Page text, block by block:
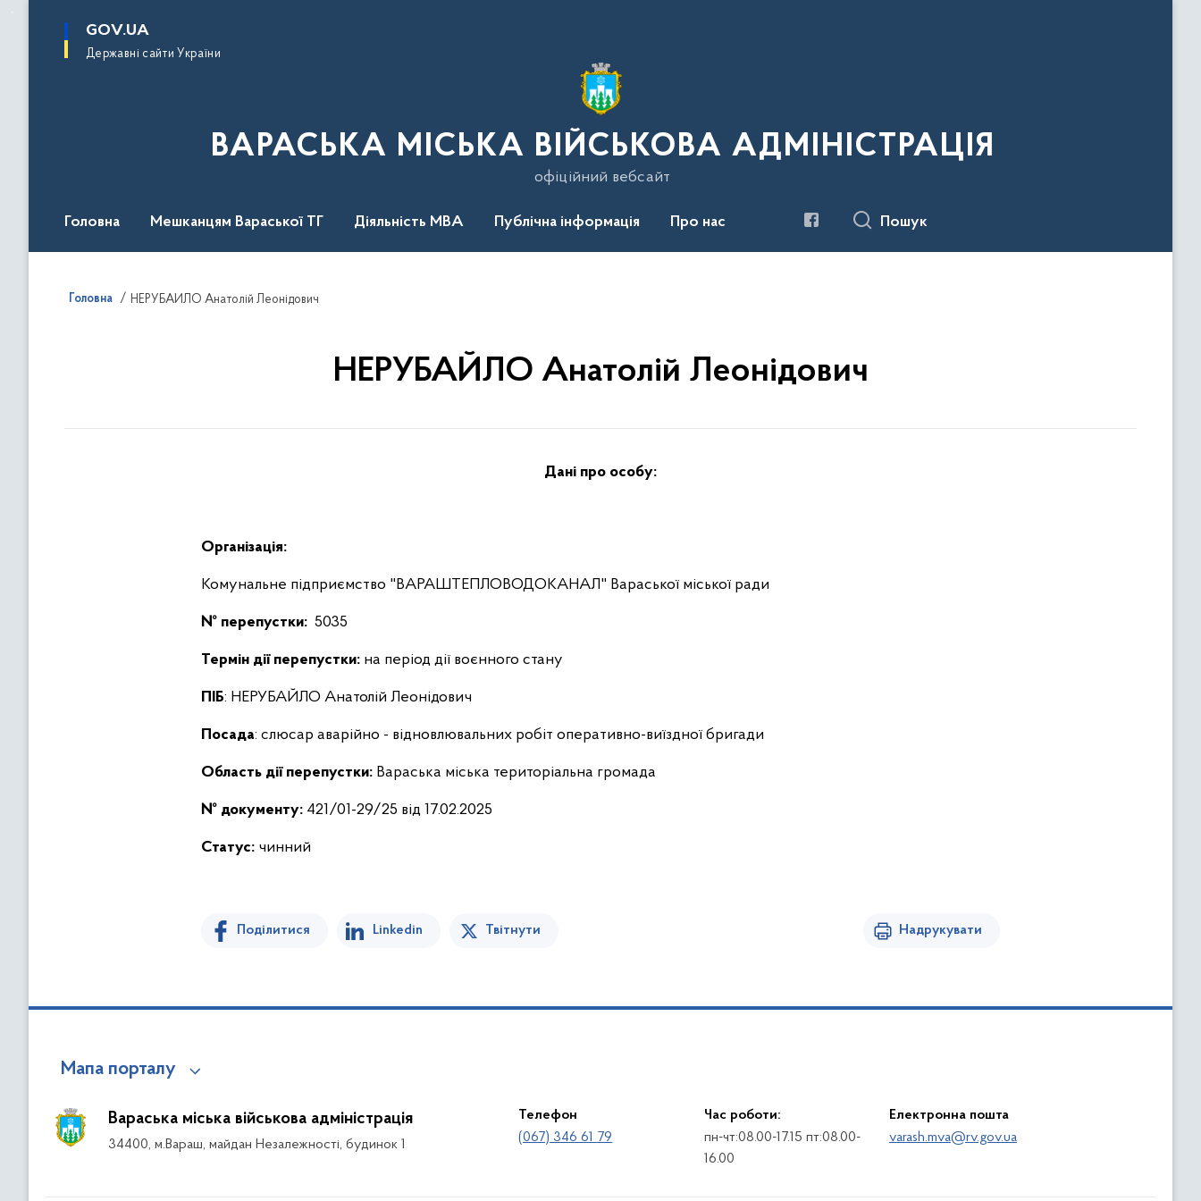
основного
GOV.UA
Державні сайти України
ВАРАСЬКА МІСЬКА ВІЙСЬКОВА АДМІНІСТРАЦІЯ
офіційний вебсайт
Головна Мешканцям Вараської ТГ Діяльність МВА Публічна інформація Про нас Пошук
Головна НЕРУБАЙЛО Анатолій Леонідович
НЕРУБАЙЛО Анатолій Леонідович
Дані про особу:
Організація:
Комунальне підприємство "ВАРАШТЕПЛОВОДОКАНАЛ" Вараської міської ради
№ перепустки: 5035
Термін дії перепустки: на період дії воєнного стану
ПІБ: НЕРУБАЙЛО Анатолій Леонідович
Посада: слюсар аварійно - відновлювальних робіт оперативно-виїздної бригади
Область дії перепустки: Вараська міська територіальна громада
№ документу: 421/01-29/25 від 17.02.2025
Статус: чинний
Поділитися Linkedin Твітнути Надрукувати
Мапа порталу
Вараська міська військова адміністрація
34400, м.Вараш, майдан Незалежності, будинок 1
Телефон
(067) 346 61 79
Час роботи:
пн-чт:08.00-17.15 пт:08.00-
16.00
Електронна пошта
varash.mva@rv.gov.ua